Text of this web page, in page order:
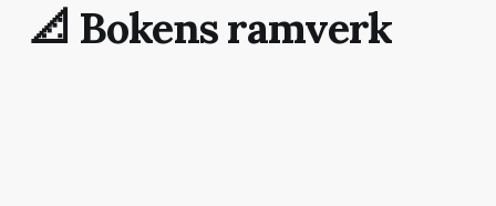
📐 Bokens ramverk